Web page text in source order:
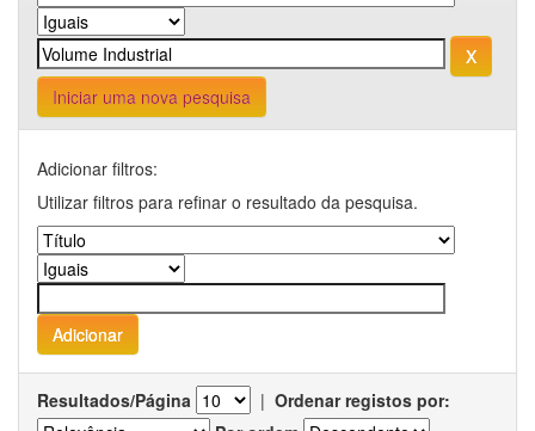
Iniciar uma nova pesquisa
Adicionar filtros:
Utilizar filtros para refinar o resultado da pesquisa.
Resultados/Página | Ordenar registos por: